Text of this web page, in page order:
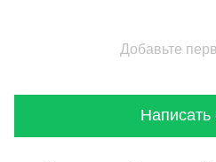
Добавьте
Написать